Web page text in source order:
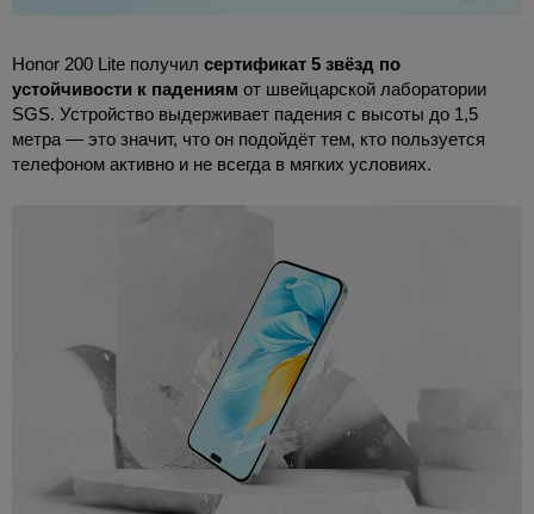
Honor 200 Lite получил сертификат 5 звёзд по
устойчивости к падениям от швейцарской лаборатории
SGS. Устройство выдерживает падения с высоты до 1,5
метра — это значит, что он подойдёт тем, кто пользуется
телефоном активно и не всегда в мягких условиях.